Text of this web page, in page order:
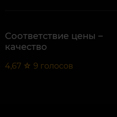
Соответствие цены –
качество
4,67 ☆ 9 голосов